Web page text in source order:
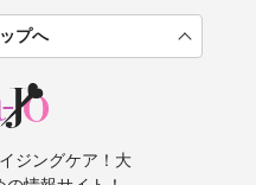
プへ
ジングケア！大